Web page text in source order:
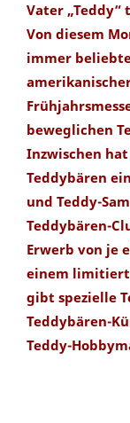
Vater „Teddy“
Von diesem
immer
beweglichen
Inzwischen
Teddybären
und Teddy-
Teddybären-
Erwerb von je
einem
gibt spezielle
Teddybären-
Teddy-